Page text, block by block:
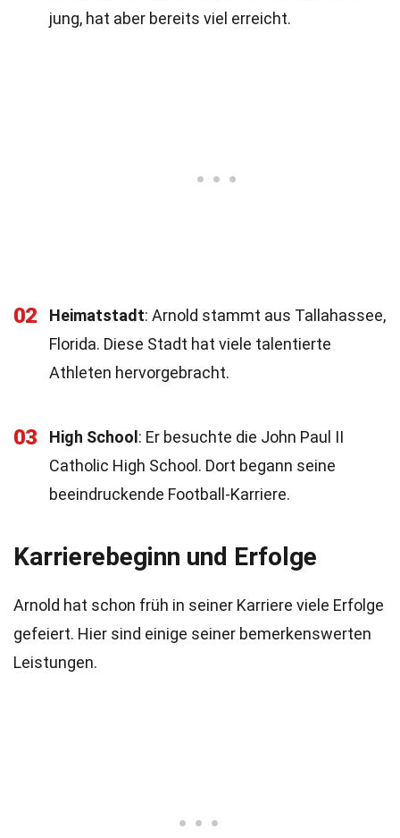
jung, hat aber bereits viel erreicht.
02 Heimatstadt: Arnold stammt aus Tallahassee,
Florida. Diese Stadt hat viele talentierte
Athleten hervorgebracht.
03 High School : Er besuchte die John Paul II
Catholic High School. Dort begann seine
beeindruckende Football-Karriere.
Karrierebeginn und Erfolge
Arnold hat schon früh in seiner Karriere viele Erfolge
gefeiert. Hier sind einige seiner bemerkenswerten
Leistungen.